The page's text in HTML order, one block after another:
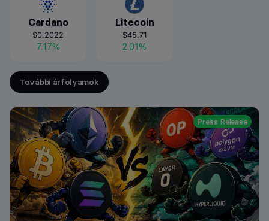
Cardano
$0.2022
7.17%
Litecoin
$45.71
2.01%
További árfolyamok
Press Release